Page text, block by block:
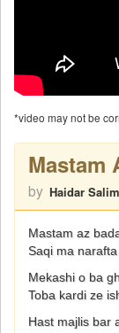
*video may not be
Mastam
by Haidar Salim
Mastam az
Saqi ma
Mekashi o ba
Toba kardi ze
Hast majlis bar